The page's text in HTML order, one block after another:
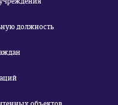
должность